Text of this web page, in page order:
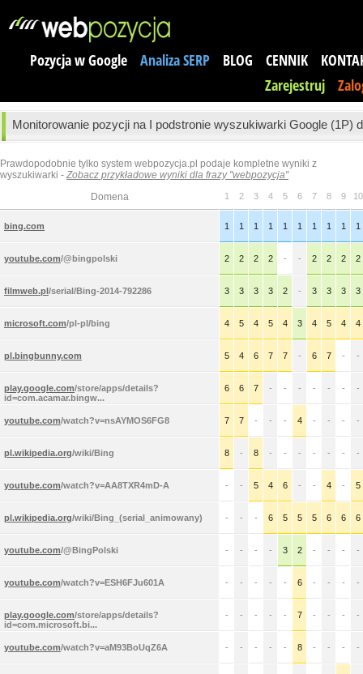
Pozycja w Google Analiza SERP BLOG CENNIK
Zarejestruj
Monitorowanie pozycji na I podstronie wyszukiwarki Google (1P)
Prawdopodobnie tylko system webpozycja.pl podaje kompletne wyniki z
wyszukiwarki - Zobacz przykładowe wyniki dla frazy "webpozycja"
Domena
1 2 3 4 5 6 7 8 9 10
bing.com 1 1 1 1 1 1 1 1 1 1
youtube.com/@bingpolski 2 2 2 2 - - 2 2 2 2
filmweb.pl/serial/Bing-2014-792286 3 3 3 3 2 - 3 3 3 3
microsoft.com/pl-pl/bing 4 5 4 5 4 3 4 5 4 4
pl.bingbunny.com 5 4 6 7 7 - 6 7 - -
play.google.com/store/apps/details?
id=com.acamar.bingw...
6 6 7 - - - - - - -
youtube.com/watch?v=nsAYMOS6FG8 7 7 - - - 4 - - - -
pl.wikipedia.org/wiki/Bing 8 - 8 - - - - - - -
youtube.com/watch?v=AA8TXR4mD-A - - 5 4 6 - - 4 - 5
pl.wikipedia.org/wiki/Bing_(serial_animowany) - - - 6 5 5 5 6 6 6
youtube.com/@BingPolski - - - - 3 2 - - - -
youtube.com/watch?v=ESH6FJu601A - - - - - 6 - - - -
play.google.com/store/apps/details?
id=com.microsoft.bi...
- - - - - 7 - - - -
youtube.com/watch?v=aM93BoUqZ6A - - - - - 8 - - - -